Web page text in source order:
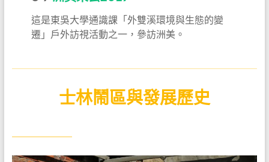
這是東吳大學通識課「外雙溪環境與生態的變
遷」戶外訪視活動之一，參訪洲美。
士林鬧區與發展歷史